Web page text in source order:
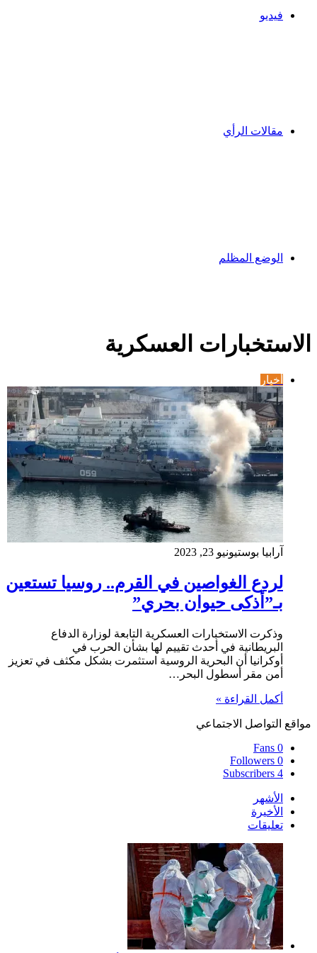
فيديو
مقالات الرأي
الوضع المظلم
الاستخبارات العسكرية
أخبار
آرابيا بوستيونيو 23, 2023
لردع الغواصين في القرم.. روسيا تستعين
بـ”أذكى حيوان بحري”
وذكرت الاستخبارات العسكرية التابعة لوزارة الدفاع
البريطانية في أحدث تقييم لها بشأن الحرب في
أوكرانيا أن البحرية الروسية استثمرت بشكل مكثف في تعزيز
أمن مقر أسطول البحر…
أكمل القراءة »
مواقع التواصل الاجتماعي
0
Fans
0
Followers
4
Subscribers
الأشهر
الأخيرة
تعليقات